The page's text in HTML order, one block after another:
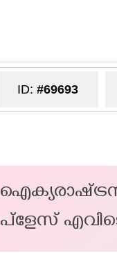
ID: #69693
പ്ളേസ്